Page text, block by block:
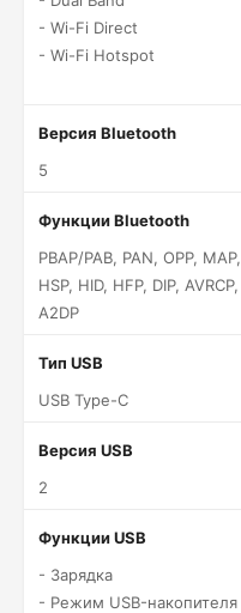
- Wi-Fi Direct
- Wi-Fi Hotspot
Версия Bluetooth
5
Функции Bluetooth
PBAP/PAB, PAN, OPP, MAP,
HSP, HID, HFP, DIP, AVRCP,
A2DP
Тип USB
USB Type-C
Версия USB
2
Функции USB
- Зарядка
- Режим USB-накопителя